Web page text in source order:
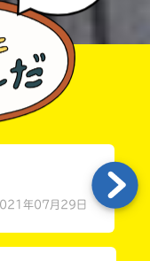
年07月29日